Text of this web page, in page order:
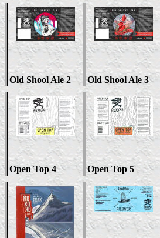
Old Shool Ale 2 Old Shool Ale 3
Open Top 4 Open Top 5